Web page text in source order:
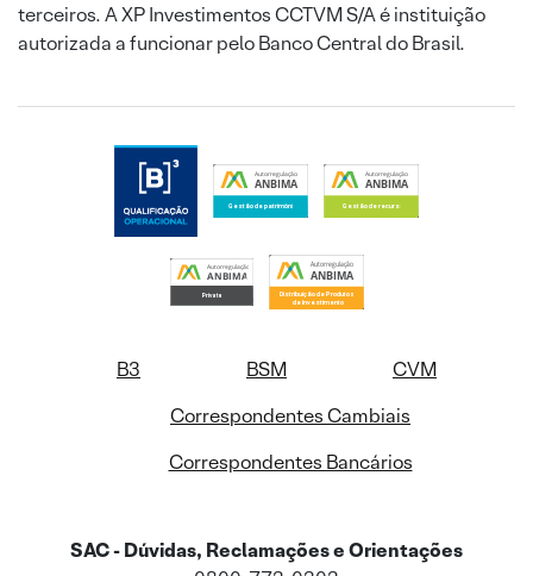
terceiros. A XP Investimentos CCTVM S/A é instituição
autorizada a funcionar pelo Banco Central do Brasil.
B3 BSM
CVM
Correspondentes Cambiais
Correspondentes Bancários
SAC - Dúvidas, Reclamações e Orientações